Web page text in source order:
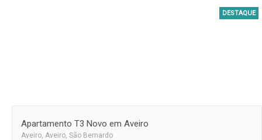
DESTAQUE
Apartamento T3 Novo em Aveiro
Aveiro , Aveiro, São Bernardo